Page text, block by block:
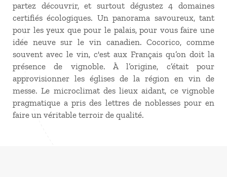
partez découvrir, et surtout dégustez 4 domaines
certifiés écologiques. Un panorama savoureux, tant
pour les yeux que pour le palais, pour vous faire une
idée neuve sur le vin canadien. Cocorico, comme
souvent avec le vin, c'est aux Français qu’on doit la
présence de vignoble. À l’origine, c’était pour
approvisionner les églises de la région en vin de
messe. Le microclimat des lieux aidant, ce vignoble
pragmatique a pris des lettres de noblesses pour en
faire un véritable terroir de qualité.